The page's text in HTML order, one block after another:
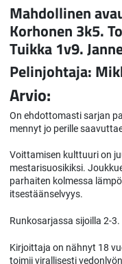
Mahdollinen
Korhonen 3k5.
Tuikka 1v9.
Pelinjohtaja:
Arvio:
On ehdottomasti sarjan
mennyt jo perille
Voittamisen kulttuuri on
mestarisuosikiksi.
parhaiten kolmessa
itsestäänselvyys.
Runkosarjassa sijoilla 2-
Kirjoittaja on nähnyt 18
toimii virallisesti